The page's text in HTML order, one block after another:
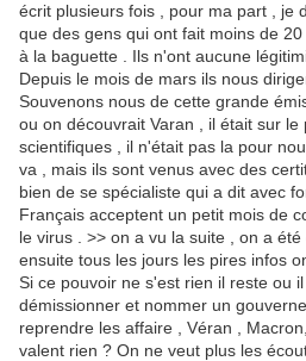
écrit plusieurs fois , pour ma part , je
que des gens qui ont fait moins de
à la baguette . Ils n'ont aucune
Depuis le mois de mars ils nous
Souvenons nous de cette grande
ou on découvrait Varan , il était sur le
scientifiques , il n'était pas la pour
va , mais ils sont venus avec des
bien de se spécialiste qui a dit avec
Français acceptent un petit mois de
le virus . >> on a vu la suite , on a été
ensuite tous les jours les pires infos
Si ce pouvoir ne s'est rien il reste ou
démissionner et nommer un
reprendre les affaire , Véran ,
valent rien ? On ne veut plus les